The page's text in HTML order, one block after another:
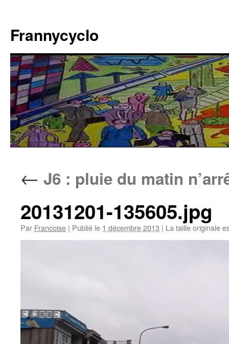
contenu
Frannycyclo
← J6 : pluie du matin
20131201-135605.jpg
Par Francoise | Publié le 1 décembre 2013 | La taille originale